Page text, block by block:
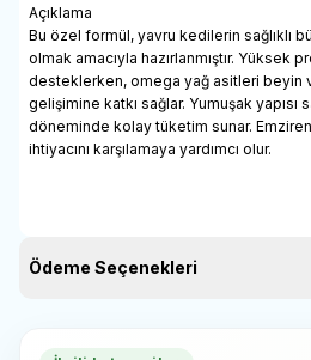
Açıklama
Bu özel formül, yavru kedilerin sağlıklı
olmak amacıyla hazırlanmıştır. Yüksek
desteklerken, omega yağ asitleri beyin
gelişimine katkı sağlar. Yumuşak
döneminde kolay tüketim sunar.
ihtiyacını karşılamaya yardımcı olur.
Ödeme Seçenekleri